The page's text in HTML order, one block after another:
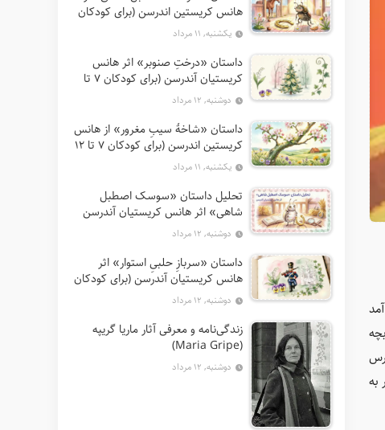
به
هانس کریستین اندرسن (برای کودکان
7 تا 12 سال) یکشنبه, ۱۱ مرداد
داستان «درختِ صنوبر» اثر هانس
کریستیان آندرسن (برای کودکان 7 تا
12 سال) دوشنبه, ۱۲ مرداد
داستان «شاخهٔ سیبِ مغرور» از هانس
کریستین اندرسن (برای کودکان 7 تا 12
سال)یکشنبه, ۱۱ مرداد
تحلیل داستان «سوسک اصطبل
شاهی» اثر هانس کریستیان آندرسن
دوشنبه, ۱۲ مرداد
داستان «سربازِ حلبیِ استوار» اثر
هانس کریستیان آندرسن (برای کودکان
7 تا 12 سال) دوشنبه, ۱۲ مرداد
زندگی‌نامه و معرفی آثار ماریا گریپه
(Maria Gripe)
دوشنبه, ۱۲ مرداد